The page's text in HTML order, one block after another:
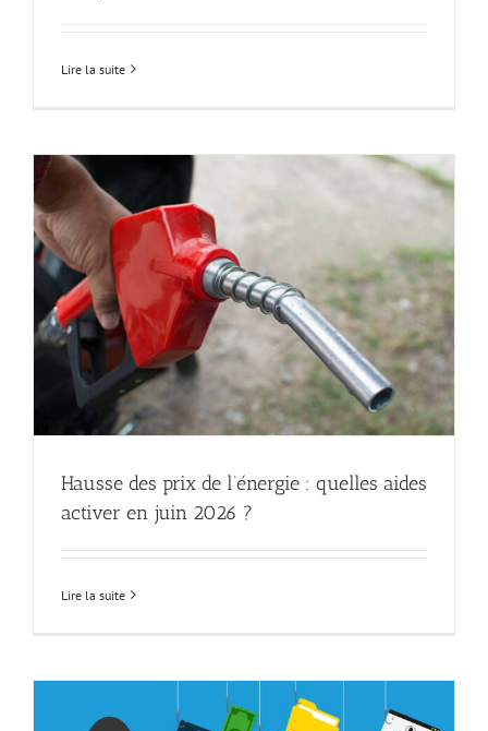
Lire la suite
Hausse des prix de l’énergie : quelles aides
activer en juin 2026 ?
Lire la suite